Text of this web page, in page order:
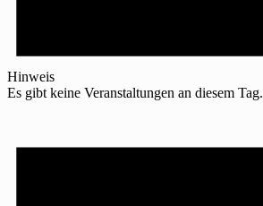
Hinweis
Es gibt keine Veranstaltungen an diesem Tag.